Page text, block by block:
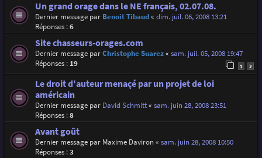
Un grand orage dans le NE français, 02.07.08.
Dernier message par Benoit Tibaud« dim. juil. 06, 2008 13:21
Réponses :6
Site chasseurs-orages.com
Dernier message parChristophe Suarez« sam. juil. 05, 2008 19:47
Réponses : 19 1 2
Le droit d'auteur menaçé par un projet de loi
américain
Dernier message par David Schmitt« sam. juin 28, 2008 23:51
Réponses :8
Avant goût
Dernier message par Maxime Daviron« sam. juin 28, 2008 10:50
Réponses :3